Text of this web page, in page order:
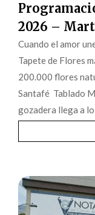
2026 –
Cuando el amor
Tapete de Flores
200.000 flores
Santafé Tablado
gozadera llega a